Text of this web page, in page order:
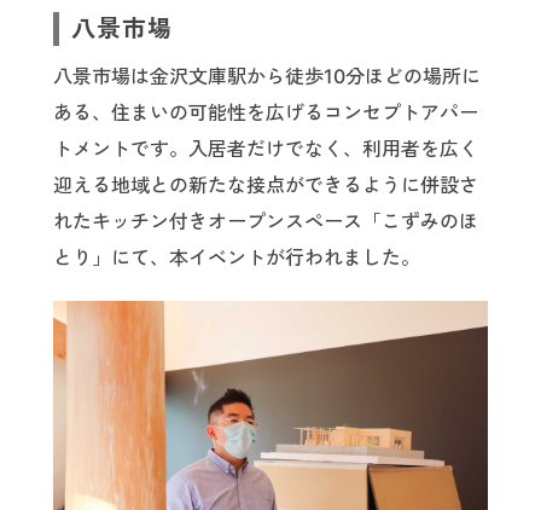
八景市場
八景市場は金沢文庫駅から徒歩10分ほどの場所に
ある、住まいの可能性を広げるコンセプトアパー
トメントです。入居者だけでなく、利用者を広く
迎える地域との新たな接点ができるように併設さ
れたキッチン付きオープンスペース「こずみのほ
とり」にて、本イベントが行われました。